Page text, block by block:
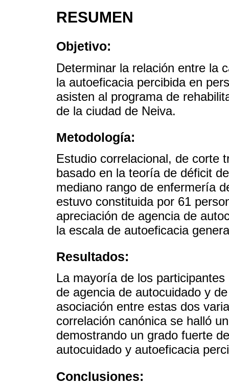
RESUMEN
Objetivo:
Determinar la relación entre la
la autoeficacia percibida en
asisten al programa de
de la ciudad de Neiva.
Metodología:
Estudio correlacional, de corte
basado en la teoría de déficit
mediano rango de enfermería
estuvo constituida por 61
apreciación de agencia de
la escala de autoeficacia
Resultados:
La mayoría de los
de agencia de autocuidado y
asociación entre estas dos
correlación canónica se halló
demostrando un grado fuerte
autocuidado y autoeficacia
Conclusiones: